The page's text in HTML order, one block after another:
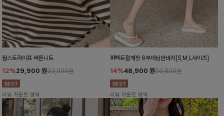
월스트라이프 버튼니트
12%29,900 원33,900원
리뷰 카운트 영역
퍼펙트절개핏 6부데님반바지[S,M,L사이즈]
14%48,900 원56,800원
리뷰 카운트 영역